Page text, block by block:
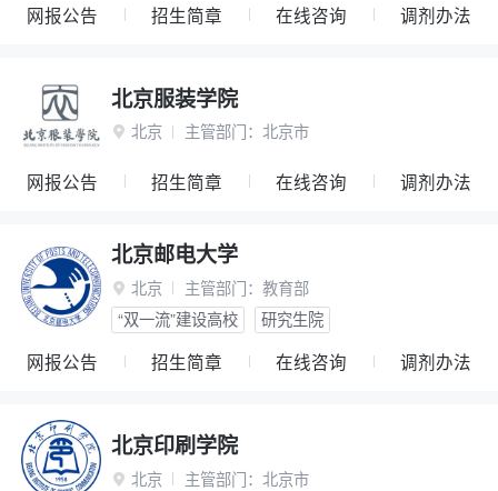
网报公告 招生简章 在线咨询 调剂办法
北京服装学院
 北京 主管部门： 北京市
网报公告 招生简章 在线咨询 调剂办法
北京邮电大学
 北京 主管部门： 教育部
“双一流”建设高校
研究生院
网报公告 招生简章 在线咨询 调剂办法
北京印刷学院
 北京 主管部门： 北京市